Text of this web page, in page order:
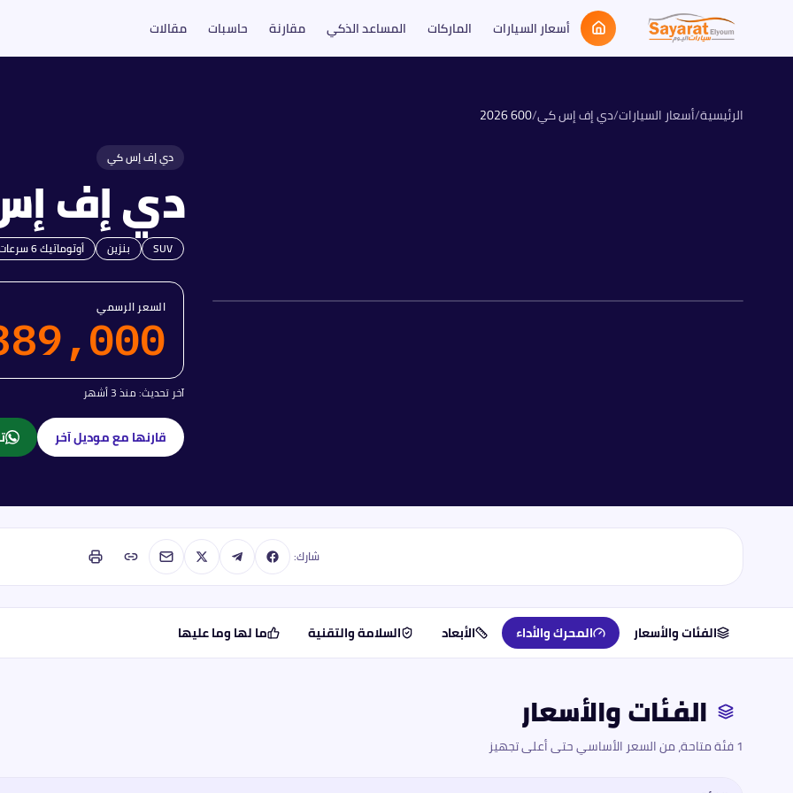
أسعار السيارات الماركات المساعد الذكي مقارنة حاسبات مقالات
الرئيسية/أسعار السيارات/دي إف إس كي/
600
2026
دي إف إس كي
دي إف
SUV بنزين أوتوماتيك 6 سرعات
السعر الرسمي
آخر تحديث:منذ 3 أشهر
قارنها مع موديل آخر
شارك:
الفئات والأسعار المحرك والأداء الأبعاد السلامة والتقنية ما لها وما عليها
الفئات والأسعار
1 فئة متاحة، من السعر الأساسي حتى أعلى تجهيز